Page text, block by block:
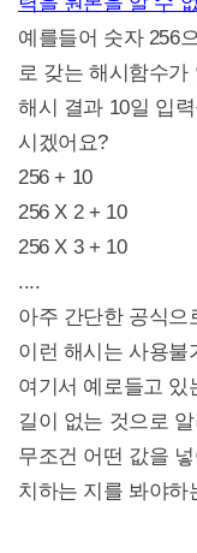
예를들어 숫자 256
로 갖는 해시함수가
해시 결과 10일 입
시겠어요?
256 + 10
256 X 2 + 10
256 X 3 + 10
....
아주 간단한 공식으
이런 해시는 사용불
여기서 예로들고 있
길이 없는 것으로
무조건 어떤 값을
치하는 지를 봐야하